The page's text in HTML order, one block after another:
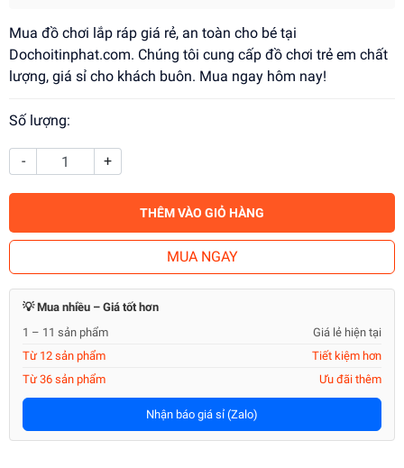
Mua đồ chơi lắp ráp giá rẻ, an toàn cho bé tại
Dochoitinphat.com. Chúng tôi cung cấp đồ chơi trẻ em chất
lượng, giá sỉ cho khách buôn. Mua ngay hôm nay!
Số lượng:
- +
THÊM VÀO GIỎ HÀNG
MUA NGAY
💡 Mua nhiều – Giá tốt hơn
1 – 11 sản phẩm
Giá lẻ hiện tại
Từ 12 sản phẩm
Tiết kiệm hơn
Từ 36 sản phẩm
Ưu đãi thêm
Nhận báo giá sỉ (Zalo)